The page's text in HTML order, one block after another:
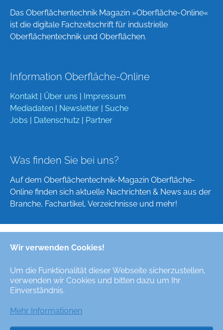
Wir verwenden Cookies!
Um die Funktionalität dieser Webseite sicherzustellen,
verwenden wir Cookies und bitten dazu um Ihr
Einverständnis.
Mehr Informationen
Das Oberflächentechnik Magazin »Oberfläche-Online«
ist die digitale Fachzeitschrift für industrielle
Oberflächentechnik und Oberflächen.
Information Oberfläche-Online
Kontakt Über uns
Impressum
Mediadaten
Newsletter
Suche
Jobs
Datenschutz Partner
Was finden Sie bei uns?
Auf dem Oberflächentechnik-Magazin Oberfläche-
Online finden sich aktuelle Nachrichten & News aus der
Branche, Fachartikel, Verzeichnisse und mehr!
Deutsch
Alle Rechte/All Rights Reserved © Oberfläche-Online,
das digitale Oberflächentechnik-Magazin / the digital
surface technologies magazine